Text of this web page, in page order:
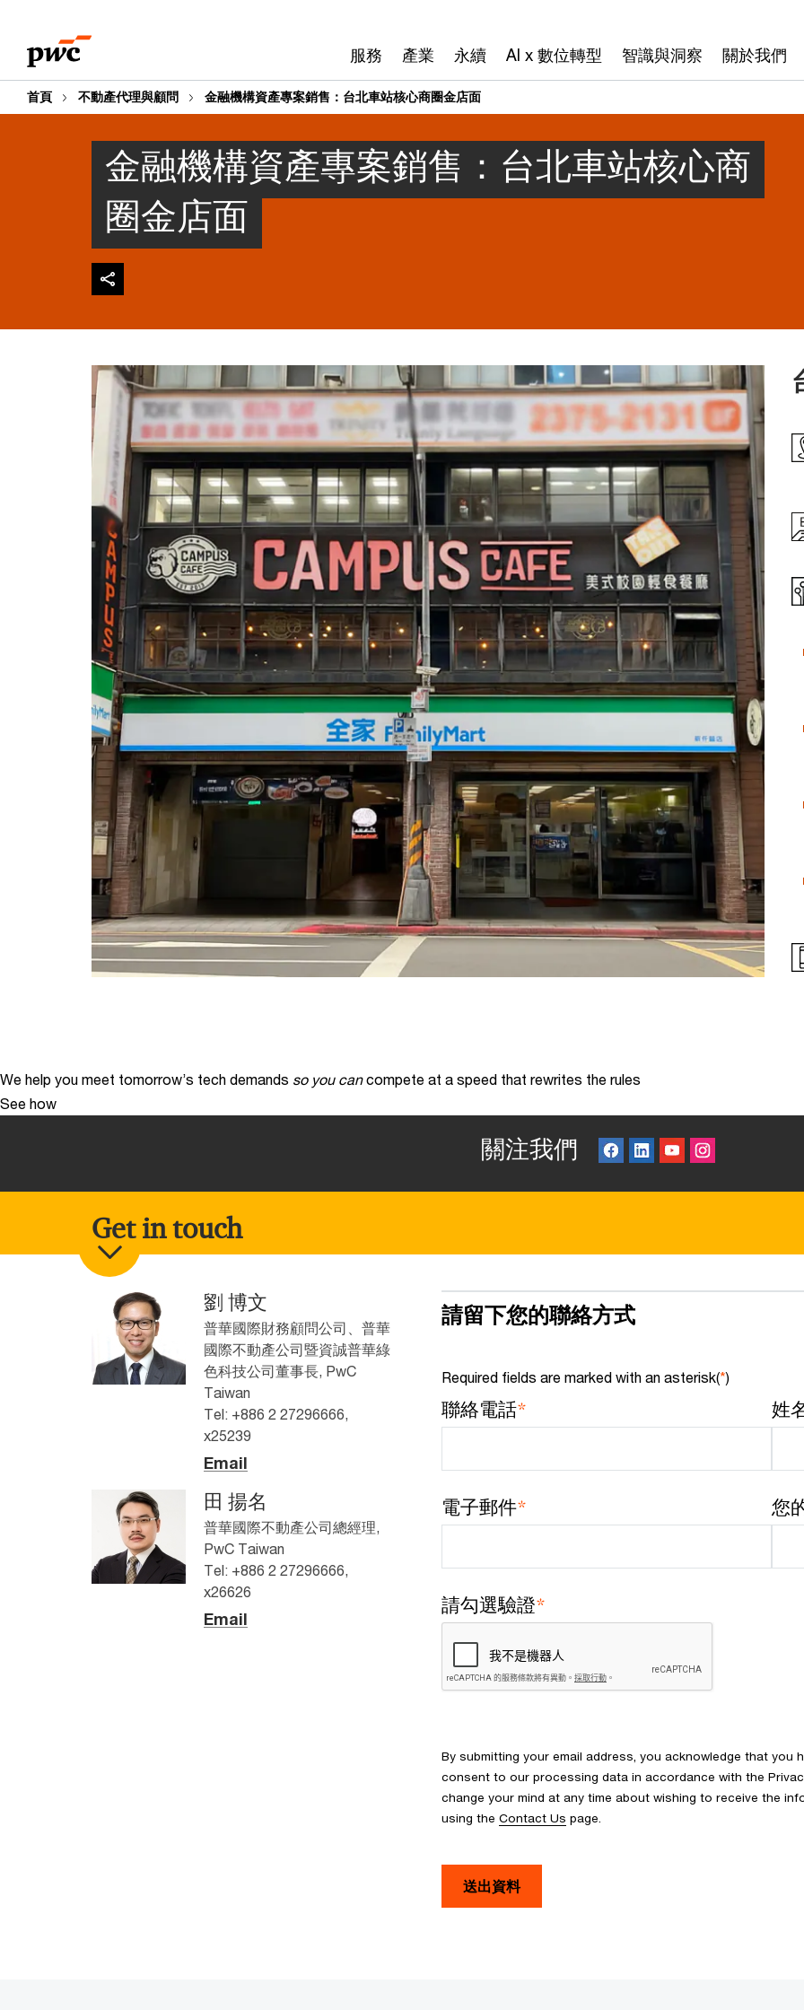
content
footer
服務 產業 永續 AI x 數位轉型 智識與洞察 關於我們
首頁 不動產代理與顧問 金融機構資產專案銷售：台北車站核心商圈金店面
金融機構資產專案銷售：台北車站核心商
圈金店面
We help you meet tomorrow’s tech demands so you can compete at a speed that rewrites the rules
See how
關注我們
Get in touch
請留下您的聯絡方式
Required fields are marked with an asterisk(*)
聯絡電話* 姓
電子郵件* 您
請勾選驗證*
By submitting your email address, you acknowledge that you
consent to our processing data in accordance with the
change your mind at any time about wishing to receive the
using the Contact Us page.
送出資料
劉 博文
普華國際財務顧問公司、普華
國際不動產公司暨資誠普華綠
色科技公司董事長, PwC
Taiwan
Tel: +886 2 27296666,
x25239
Email
田 揚名
普華國際不動產公司總經理,
PwC Taiwan
Tel: +886 2 27296666,
x26626
Email